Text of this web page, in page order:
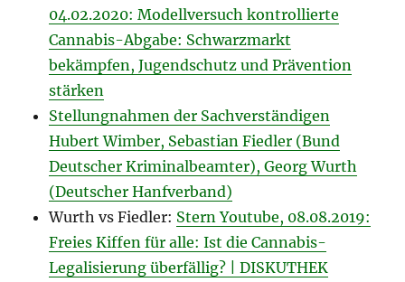
04.02.2020: Modellversuch kontrollierte
Cannabis-Abgabe: Schwarzmarkt
bekämpfen, Jugendschutz und Prävention
stärken
Stellungnahmen der Sachverständigen
Hubert Wimber, Sebastian Fiedler (Bund
Deutscher Kriminalbeamter), Georg Wurth
(Deutscher Hanfverband)
Wurth vs Fiedler: Stern Youtube, 08.08.2019:
Freies Kiffen für alle: Ist die Cannabis-
Legalisierung überfällig? | DISKUTHEK